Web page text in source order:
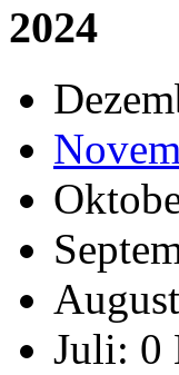
2024
Juli: 0